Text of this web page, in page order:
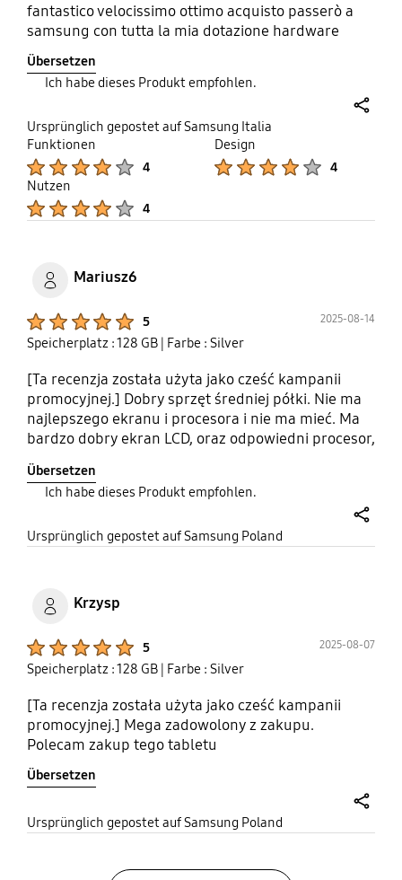
fantastico velocissimo ottimo acquisto passerò a
samsung con tutta la mia dotazione hardware
Übersetzen
Ich habe dieses Produkt empfohlen.
Ursprünglich gepostet auf Samsung Italia
Funktionen
4
Design
4
Nutzen
4
Mariusz6
5 2025-08-14
Speicherplatz : 128 GB | Farbe : Silver
[Ta recenzja została użyta jako cześć kampanii
promocyjnej.] Dobry sprzęt średniej półki. Nie ma
najlepszego ekranu i procesora i nie ma mieć. Ma
bardzo dobry ekran LCD, oraz odpowiedni procesor,
zaawansowane gry i się pobawić. No i uwaga, rysik
w zestawie. :D
Übersetzen
Ich habe dieses Produkt empfohlen.
Ursprünglich gepostet auf Samsung Poland
Krzysp
5 2025-08-07
Speicherplatz : 128 GB | Farbe : Silver
[Ta recenzja została użyta jako cześć kampanii
promocyjnej.] Mega zadowolony z zakupu.
Polecam zakup tego tabletu
Übersetzen
Ursprünglich gepostet auf Samsung Poland